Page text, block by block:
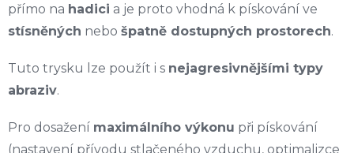
přímo na hadici a je proto vhodná k pískování ve
stísněných nebo špatně dostupných prostorech.
Tuto trysku lze použít i s nejagresivnějšími typy
abraziv.
Pro dosažení maximálního výkonu při pískování
(nastavení přívodu stlačeného vzduchu, optimalizce